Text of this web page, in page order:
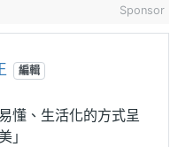
Sponsor
編輯
懂、生活化的方式呈
」